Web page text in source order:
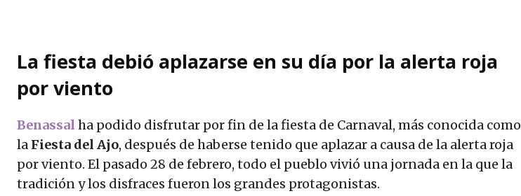
La fiesta debió aplazarse en su día por la alerta roja
por viento
Benassal ha podido disfrutar por fin de la fiesta de Carnaval, más conocida como
la Fiesta del Ajo, después de haberse tenido que aplazar a causa de la alerta roja
por viento. El pasado 28 de febrero, todo el pueblo vivió una jornada en la que la
tradición y los disfraces fueron los grandes protagonistas.